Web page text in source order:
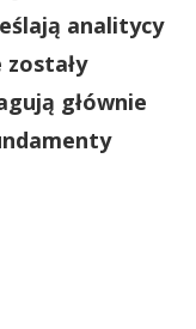
analitycy
głównie